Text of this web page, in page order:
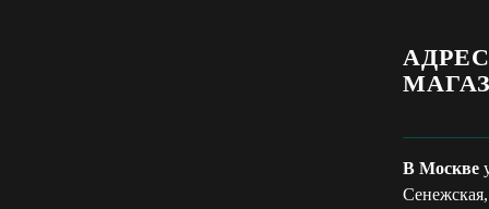
В Москве